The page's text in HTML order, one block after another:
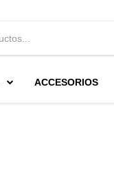
ACCESORIOS